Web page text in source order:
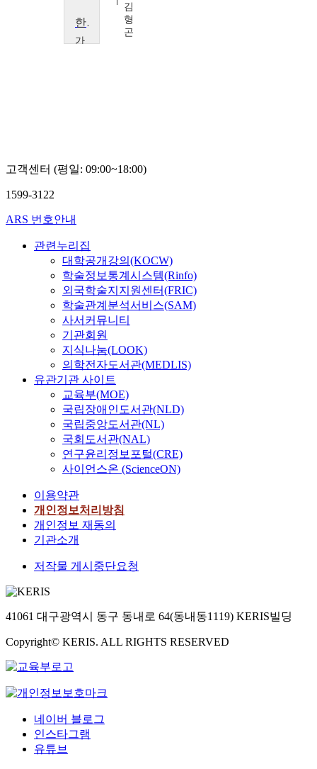
희
명
김
형
곤
한국사 I
가
고객센터 (평일: 09:00~18:00)
1599-3122
ARS 번호안내
관련누리집
대학공개강의(KOCW)
학술정보통계시스템(Rinfo)
외국학술지지원센터(FRIC)
학술관계분석서비스(SAM)
사서커뮤니티
기관회원
지식나눔(LOOK)
의학전자도서관(MEDLIS)
유관기관 사이트
교육부(MOE)
국립장애인도서관(NLD)
국립중앙도서관(NL)
국회도서관(NAL)
연구윤리정보포털(CRE)
사이언스온 (ScienceON)
이용약관
개인정보처리방침
개인정보 재동의
기관소개
저작물 게시중단요청
41061 대구광역시 동구 동내로 64(동내동1119) KERIS빌딩
Copyright© KERIS. ALL RIGHTS RESERVED
네이버 블로그
인스타그램
유튜브